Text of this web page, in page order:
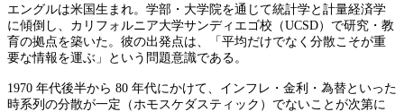
エングルは米国生まれ。学部・大学院を通じて統計学と計量経済学
に傾倒し、カリフォルニア大学サンディエゴ校（UCSD）で研究・教
育の拠点を築いた。彼の出発点は、「平均だけでなく分散こそが重
要な情報を運ぶ」という問題意識である。
1970 年代後半から 80 年代にかけて、インフレ・金利・為替といった
時系列の分散が一定（ホモスケダスティック）でないことが次第に